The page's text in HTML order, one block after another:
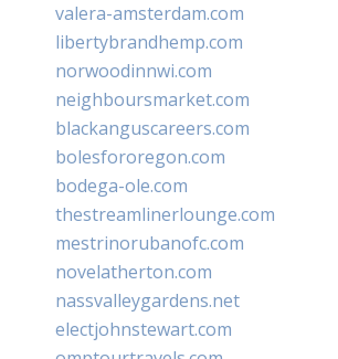
valera-amsterdam.com
libertybrandhemp.com
norwoodinnwi.com
neighboursmarket.com
blackanguscareers.com
bolesfororegon.com
bodega-ole.com
thestreamlinerlounge.com
mestrinorubanofc.com
novelatherton.com
nassvalleygardens.net
electjohnstewart.com